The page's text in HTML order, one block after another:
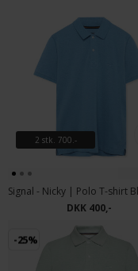
2 stk. 700.-
DKK 400,-
-25%